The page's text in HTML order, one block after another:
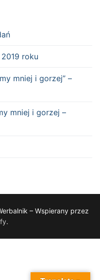
roku
mniej i gorzej” –
mniej i gorzej –
– Wspierany przez
.